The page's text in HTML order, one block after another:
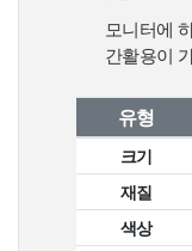
모니터에
간활용이
유형
크기
재질
색상